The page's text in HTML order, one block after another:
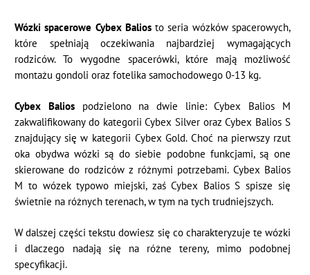
Wózki spacerowe Cybex Baliosto seria wózków spacerowych,
które spełniają oczekiwania najbardziej wymagających
rodziców. To wygodne spacerówki, które mają możliwość
montażu gondoli oraz fotelika samochodowego 0-13 kg.
Cybex Baliospodzielono na dwie linie: Cybex Balios M
zakwalifikowany do kategorii Cybex Silver oraz Cybex Balios S
znajdujący się w kategorii Cybex Gold. Choć na pierwszy rzut
oka obydwa wózki są do siebie podobne funkcjami, są one
skierowane do rodziców z różnymi potrzebami. Cybex Balios
M to wózek typowo miejski, zaś Cybex Balios S spisze się
świetnie na różnych terenach, w tym na tych trudniejszych.
W dalszej części tekstu dowiesz się co charakteryzuje te wózki
i dlaczego nadają się na różne tereny, mimo podobnej
specyfikacji.